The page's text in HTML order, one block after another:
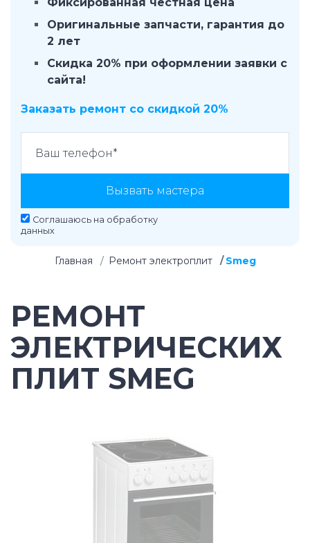
Оригинальные запчасти, гарантия до
2 лет
Скидка 20% при оформлении заявки с
сайта!
Заказать ремонт со скидкой 20%
Вызвать мастера
Соглашаюсь на обработку
данных
Главная Ремонт электроплит Smeg
РЕМОНТ
ЭЛЕКТРИЧЕСКИХ
ПЛИТ SMEG